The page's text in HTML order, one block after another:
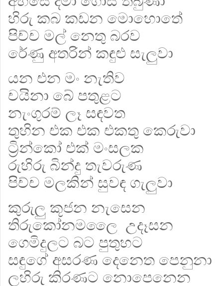
හිරු කබ කඩන මොහොතේ
පිච්ච මල් නෙතු බරව
රේණු අතරින් කඳුළු සැලුවා
යන එන මං නැතිව
චයිනා බේ පතුළට
නැංගුරම් ලෑ සඳවත
තුහින එක එක එකතු කෙරුවා
ට්‍රින්කෝ එක් මංසලක
රුහිරු බින්දු තැවරුණ
පිච්ච මලකින් සුවඳ ගැලුවා
කුරුලු කූජන නැසෙන
තිරුකෝනමලෛ උදෑසන
ගෙමිදුලට බට පුතුහට
සඳුගේ අසරණ දෙනෙත පෙනුනා
ලහිරු කිරණට නොපෙනෙන